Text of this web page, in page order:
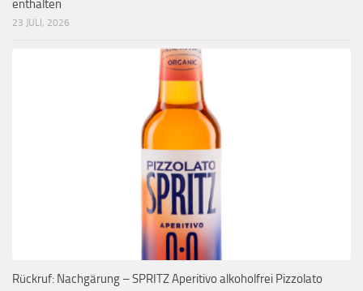
enthalten
23 JULI, 2026
Rückruf: Nachgärung – SPRITZ Aperitivo alkoholfrei Pizzolato